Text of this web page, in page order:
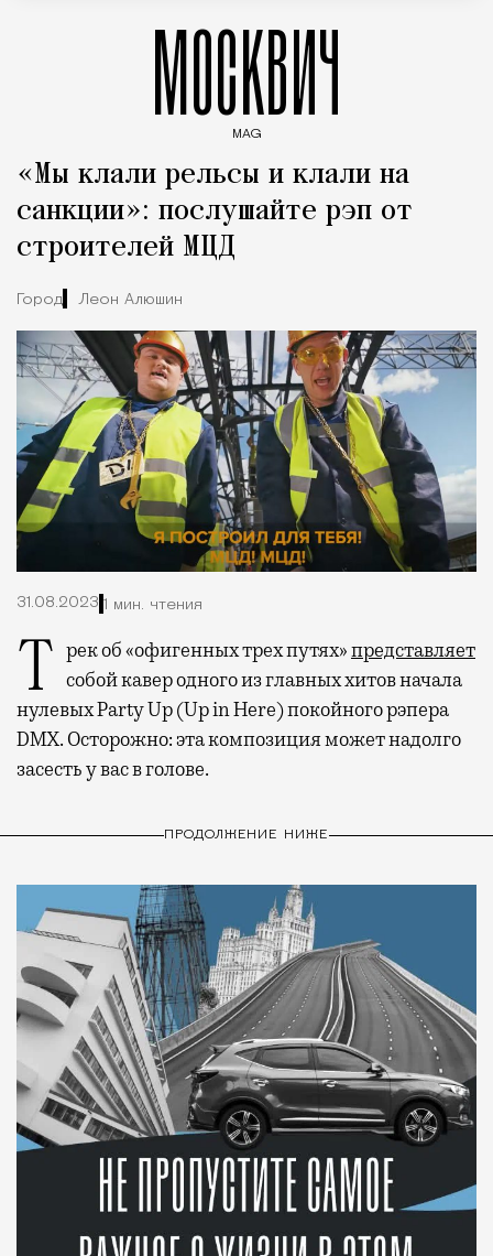
МОСКВИЧ
MAG
«Мы клали рельсы и клали на
санкции»: послушайте рэп от
строителей МЦД
Город Леон Алюшин
31.08.2023 1 мин. чтения
Трек об «офигенных трех путях»представляет
собой кавер одного из главных хитов начала
нулевых Party Up (Up in Here) покойного рэпера
DMX. Осторожно: эта композиция может надолго
засесть у вас в голове.
ПРОДОЛЖЕНИЕ НИЖЕ